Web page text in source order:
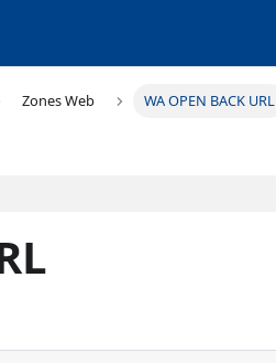
Zones Web WA OPEN BACK URL